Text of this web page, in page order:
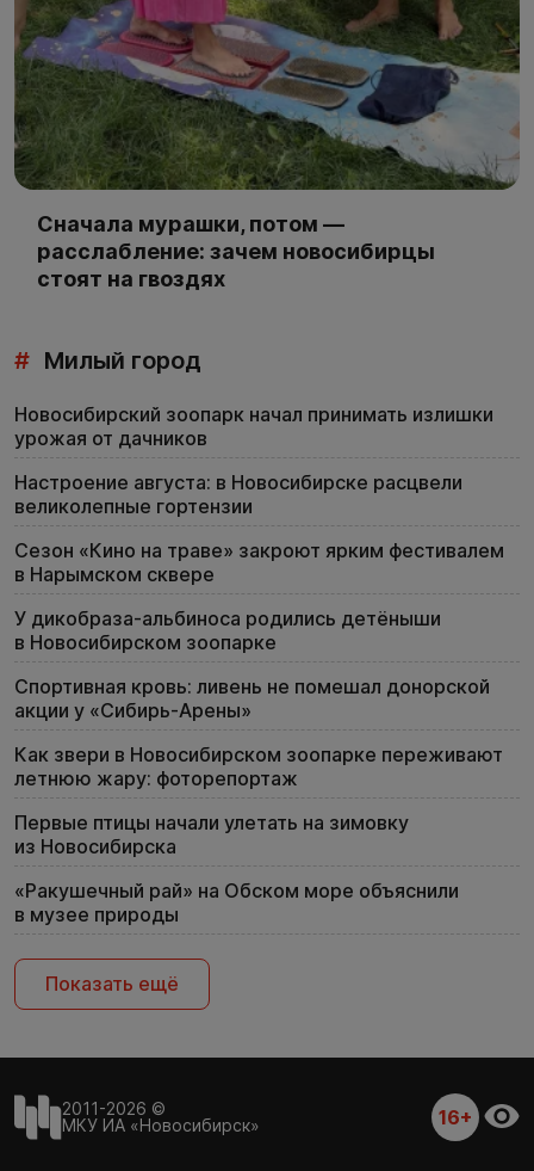
Сначала мурашки, потом —
расслабление: зачем новосибирцы
стоят на гвоздях
# Милый город
Новосибирский зоопарк начал принимать излишки
урожая от дачников
Настроение августа: в Новосибирске расцвели
великолепные гортензии
Сезон «Кино на траве» закроют ярким фестивалем
в Нарымском сквере
У дикобраза-альбиноса родились детёныши
в Новосибирском зоопарке
Спортивная кровь: ливень не помешал донорской
акции у «Сибирь-Арены»
Как звери в Новосибирском зоопарке переживают
летнюю жару: фоторепортаж
Первые птицы начали улетать на зимовку
из Новосибирска
«Ракушечный рай» на Обском море объяснили
в музее природы
Показать ещё
2011-2026 ©
МКУ ИА «Новосибирск»
16+